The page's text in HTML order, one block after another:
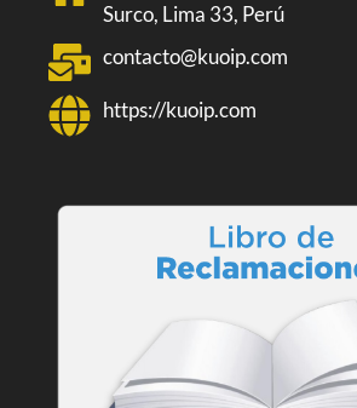
Surco, Lima 33, Perú
contacto@kuoip.com
https://kuoip.com